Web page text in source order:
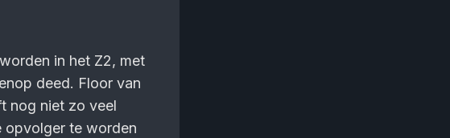
in het Z2, met
deed. Floor van
nog niet zo veel
opvolger te worden